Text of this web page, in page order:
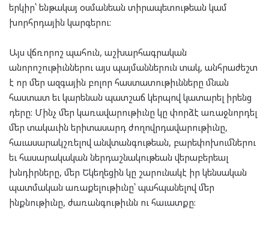
երկիր՝ ենթակայ օսմանեան տիրապետութեան կամ
խորհրդային կարգերու:
Այս վճռորոշ պահուն, աշխարհագրական
անորոշութիւններու այս պայմաններուն տակ, անհրաժեշտ
է որ մեր ազգային բոլոր հաստատութիւնները մնան
հաստատ եւ կարենան պատշաճ կերպով կատարել իրենց
դերը: Մինչ մեր կառավարութիւնը կը փորձէ առաջնորդել
մեր տակաւին երիտասարդ ժողովրդավարութիւնը,
հաւասարակշռելով անվտանգութեան, բարեփոխումներու
եւ հասարակական ներդաշնակութեան վերաբերեալ
խնդիրները, մեր Եկեղեցին կը շարունակէ իր կենսական
պատմական առաքելութիւնը՝ պահպանելով մեր
ինքնութիւնը, ժառանգութիւնն ու հաւատքը: